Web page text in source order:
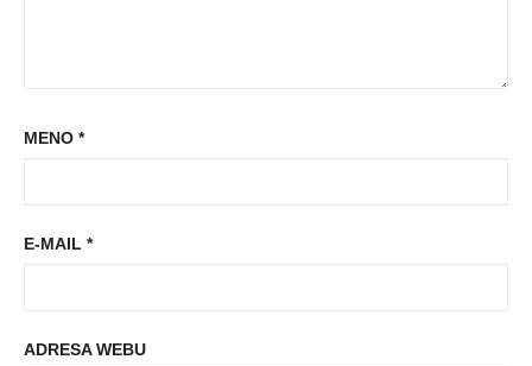
MENO *
E-MAIL *
ADRESA WEBU